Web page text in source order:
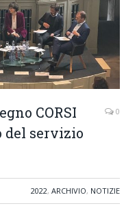
CORSI
del servizio
0
2022, ARCHIVIO, NOTIZIE